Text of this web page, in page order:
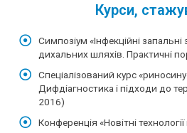
Курси,
Симпозіум «Інфекційні
дихальних шляхів. Практичні
Спеціалізований курс
Дифдіагностика і підходи до
2016)
Конференція «Новітні технології